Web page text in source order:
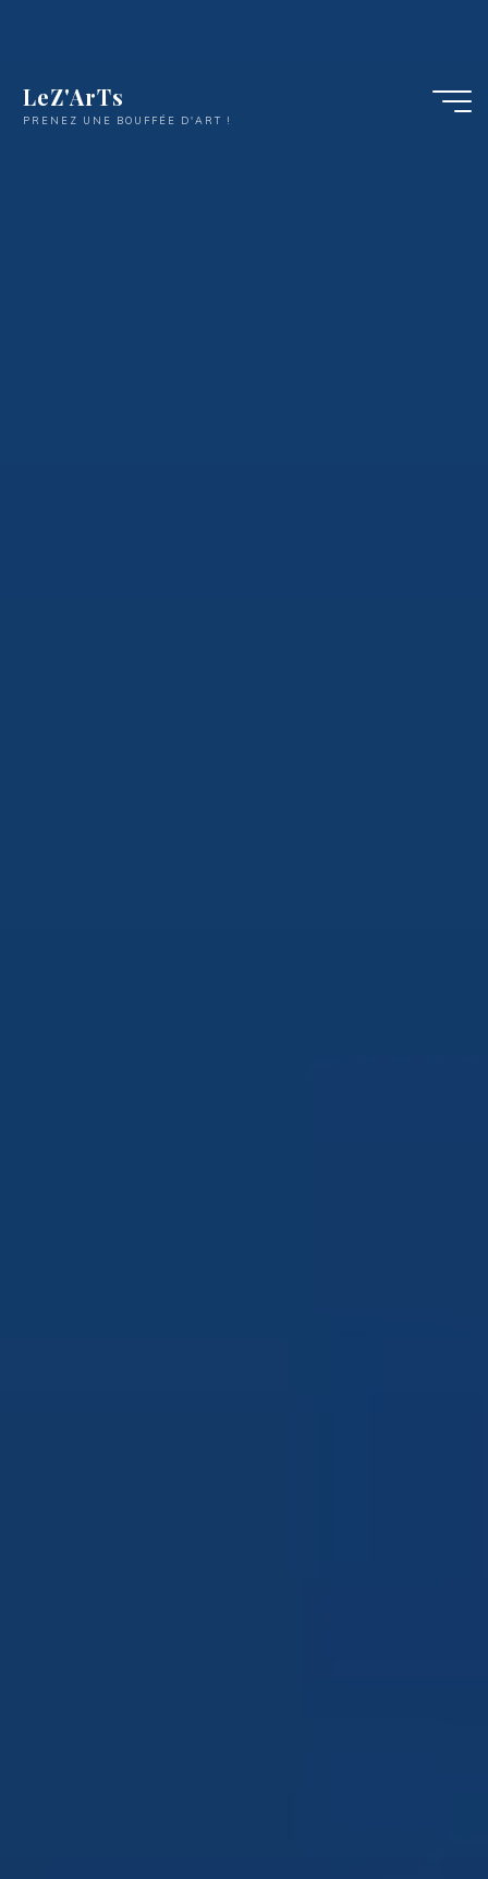
LeZ'ArTs
PRENEZ UNE BOUFFÉE D'ART !